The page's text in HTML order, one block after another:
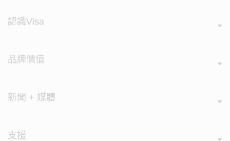
認識Visa
品牌價值
新聞 + 媒體
支援